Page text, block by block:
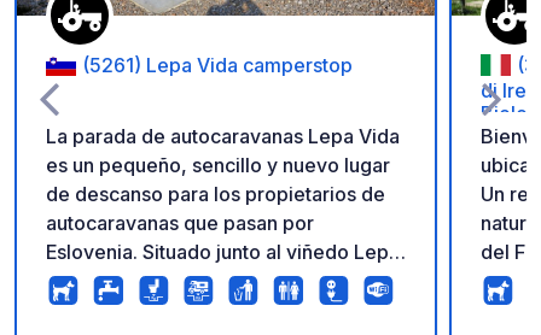
(5261) Lepa Vida camperstop
La parada de autocaravanas Lepa Vida
es un pequeño, sencillo y nuevo lugar
de descanso para los propietarios de
autocaravanas que pasan por
Eslovenia. Situado junto al viñedo Lepa
Vida, es un punto de parada perfecto
para todos los amantes del vino y
di
Un
del
la